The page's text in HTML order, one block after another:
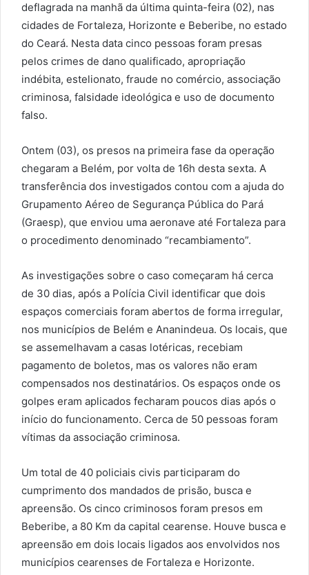
deflagrada na manhã da última quinta-feira (02), nas
cidades de Fortaleza, Horizonte e Beberibe, no estado
do Ceará. Nesta data cinco pessoas foram presas
pelos crimes de dano qualificado, apropriação
indébita, estelionato, fraude no comércio, associação
criminosa, falsidade ideológica e uso de documento
falso.
Ontem (03), os presos na primeira fase da operação
chegaram a Belém, por volta de 16h desta sexta. A
transferência dos investigados contou com a ajuda do
Grupamento Aéreo de Segurança Pública do Pará
(Graesp), que enviou uma aeronave até Fortaleza para
o procedimento denominado “recambiamento”.
As investigações sobre o caso começaram há cerca
de 30 dias, após a Polícia Civil identificar que dois
espaços comerciais foram abertos de forma irregular,
nos municípios de Belém e Ananindeua. Os locais, que
se assemelhavam a casas lotéricas, recebiam
pagamento de boletos, mas os valores não eram
compensados nos destinatários. Os espaços onde os
golpes eram aplicados fecharam poucos dias após o
início do funcionamento. Cerca de 50 pessoas foram
vítimas da associação criminosa.
Um total de 40 policiais civis participaram do
cumprimento dos mandados de prisão, busca e
apreensão. Os cinco criminosos foram presos em
Beberibe, a 80 Km da capital cearense. Houve busca e
apreensão em dois locais ligados aos envolvidos nos
municípios cearenses de Fortaleza e Horizonte.